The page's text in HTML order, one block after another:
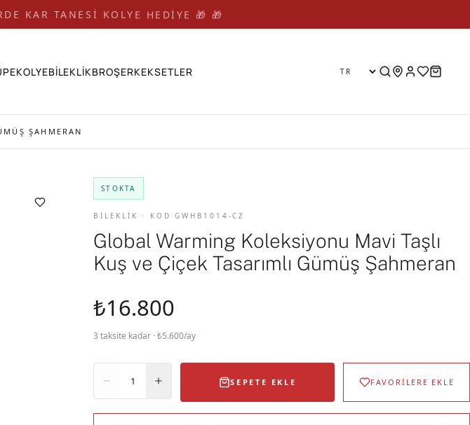
KAR TANESİ KOLYE HEDİYE 🎁 🎁
KOLYEBİLEKLİKBROŞERKEKSETLER
ŞAHMERAN
STOKTA
BİLEKLİK · KOD GWHB1014-CZ
Global Warming Koleksiyonu Mavi Taşlı
Kuş ve Çiçek Tasarımlı Gümüş Şahmeran
₺16.800
3 taksite kadar · ₺5.600/ay
1 SEPETE EKLE FAVORİLERE EKLE